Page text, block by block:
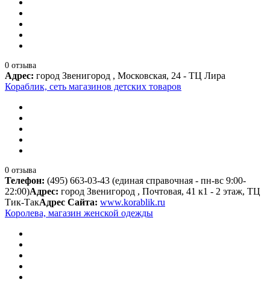
0 отзыва
Адрес: город Звенигород , Московская, 24 - ТЦ Лира
Кораблик, сеть магазинов детских товаров
0 отзыва
Телефон: (495) 663-03-43 (единая справочная - пн-вс 9:00-
22:00)Адрес: город Звенигород , Почтовая, 41 к1 - 2 этаж, ТЦ
Тик-ТакАдрес Сайта: www.korablik.ru
Королева, магазин женской одежды